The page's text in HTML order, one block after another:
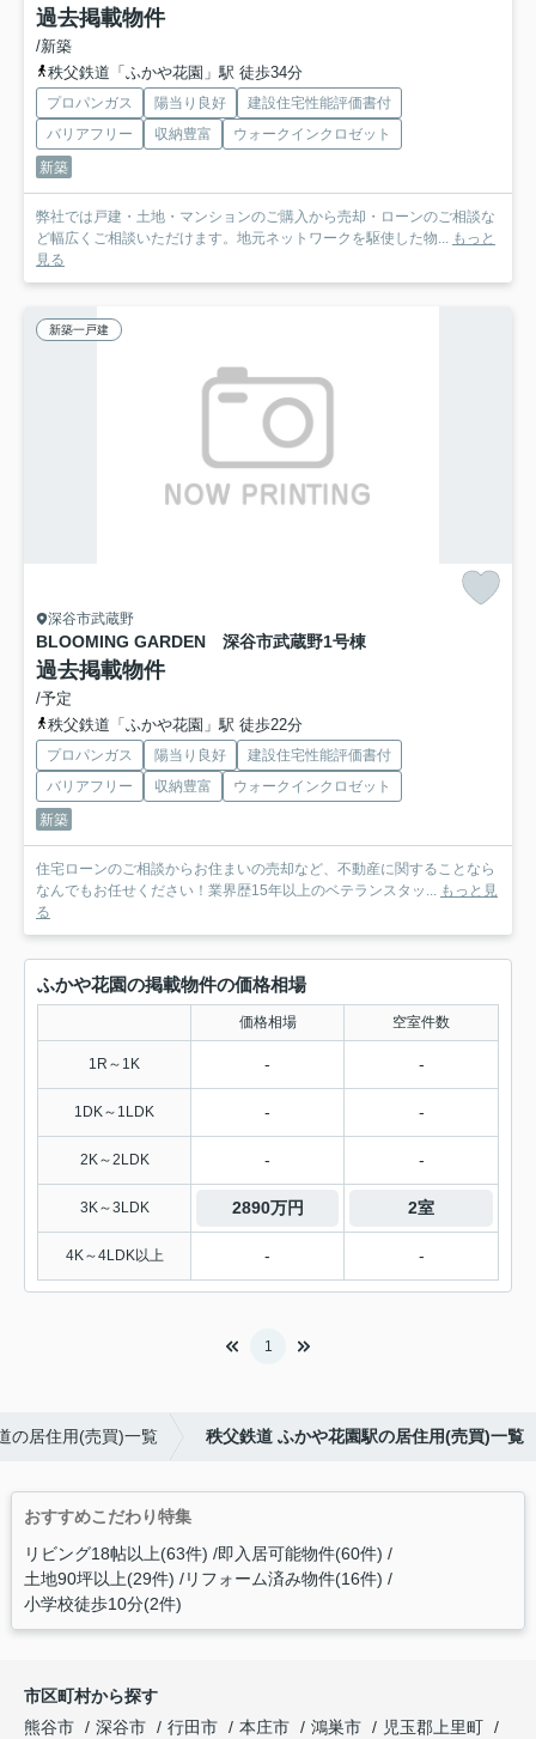
過去掲載物件
/新築
秩父鉄道「ふかや花園」駅 徒歩34分
プロパンガス 陽当り良好
建設住宅性能評価書付
バリアフリー
収納豊富
ウォークインクロゼット
新築
弊社では戸建・土地・マンションのご購入から売却・ローンのご相談な
ど幅広くご相談いただけます。地元ネットワークを駆使した物... もっと
見る
新築一戸建
深谷市武蔵野
BLOOMING GARDEN 深谷市武蔵野1号棟
過去掲載物件
/予定
秩父鉄道「ふかや花園」駅 徒歩22分
プロパンガス 陽当り良好
建設住宅性能評価書付
バリアフリー
収納豊富
ウォークインクロゼット
新築
住宅ローンのご相談からお住まいの売却など、不動産に関することなら
なんでもお任せください！業界歴15年以上のベテランスタッ... もっと見
る
ふかや花園の掲載物件の価格相場
価格相場 空室件数
1R～1K - -
1DK～1LDK - -
2K～2LDK - -
3K～3LDK 2890万円 2室
4K～4LDK以上 - -
1
の居住用(売買)一覧 秩父鉄道 ふかや花園駅の居住用(売買)一覧
おすすめこだわり特集
リビング18帖以上(63件) 即入居可能物件(60件)
土地90坪以上(29件) リフォーム済み物件(16件)
小学校徒歩10分(2件)
市区町村から探す
熊谷市
深谷市 行田市 本庄市 鴻巣市
児玉郡上里町